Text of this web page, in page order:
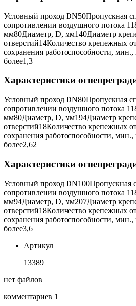
Условный проход DN50Пропускная
сопротивлении воздушного потока
мм80Диаметр, D, мм140Диаметр
отверстий14Количество крепежных
сохранения работоспособности, мин.,
более1,3
Характеристики
Условный проход DN80Пропускная
сопротивлении воздушного потока
мм80Диаметр, D, мм194Диаметр
отверстий18Количество крепежных
сохранения работоспособности, мин.,
более2,62
Характеристики
Условный проход DN100Пропускная
сопротивлении воздушного потока
мм94Диаметр, D, мм207Диаметр
отверстий18Количество крепежных
сохранения работоспособности, мин.,
более3,6
Артикул
13389
нет файлов
комментариев 1